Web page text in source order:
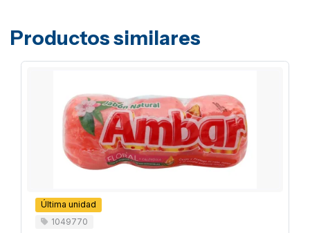
Productos similares
Última unidad
1049770